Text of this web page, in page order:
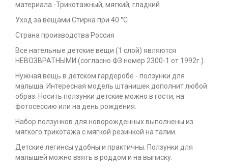
материала -Трикотажный, мягкий, гладкий
Уход за вещами Стирка при 40 °С
Страна производства Россия
Все нательные детские вещи (1 слой) являются
НЕВОЗВРАТНЫМИ (согласно ФЗ номер 2300-1 от 1992г.).
Нужная вещь в детском гардеробе - ползунки для
малыша. Интересная модель штанишек дополнит любой
образ. Носить ползунки детские можно в гости, на
фотосессию или на день рождения.
Набор ползунков для новорожденных выполнены из
мягкого трикотажа с мягкой резинкой на талии.
Детские легинсы удобны и практичны. Ползунки для
малышей можно взять в роддом и на выписку.